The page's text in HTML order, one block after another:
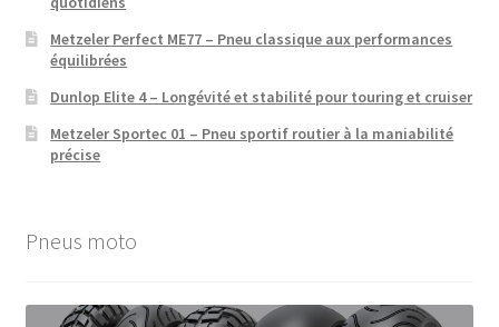
Metzeler Perfect ME77 – Pneu classique aux performances
équilibrées
Dunlop Elite 4 – Longévité et stabilité pour touring et cruiser
Metzeler Sportec 01 – Pneu sportif routier à la maniabilité
précise
Pneus moto